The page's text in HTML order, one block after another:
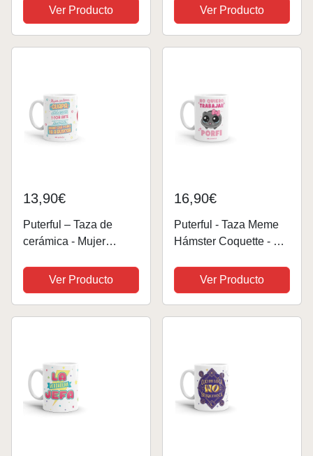
café - Resistente al
microondas y
Ver Producto
toques mi taza con
frases graciosas|
Cerámica 350ml (Taza
Ver Producto
13,90€
Puterful – Taza de
cerámica - Mujer
inteligente - Tazas
originales – Tazas con
mensajes divertidos –
Ver Producto
16,90€
Puterful - Taza Meme
Hámster Coquette - No
original para café -
Resistente al
microondas y
Ver Producto